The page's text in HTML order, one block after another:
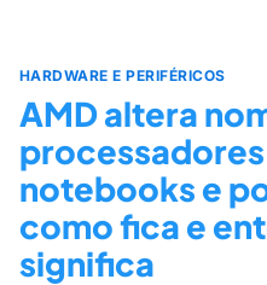
HARDWARE E PERIFÉRICOS
AMD altera
notebooks e
como fica e
significa